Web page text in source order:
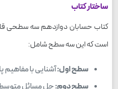
ساختار کتاب
کتاب حسابان دوازدهم سه
است که این سه سطح شامل:
سطح اول:آشنایی با مفاهیم
سطح دوم:حل مسائل متوسط